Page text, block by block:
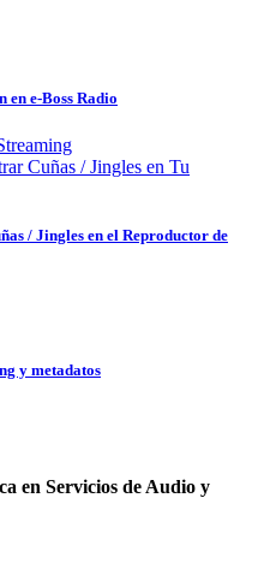
e-Boss Radio
/ Jingles en el Reproductor de
y metadatos
en Servicios de Audio y